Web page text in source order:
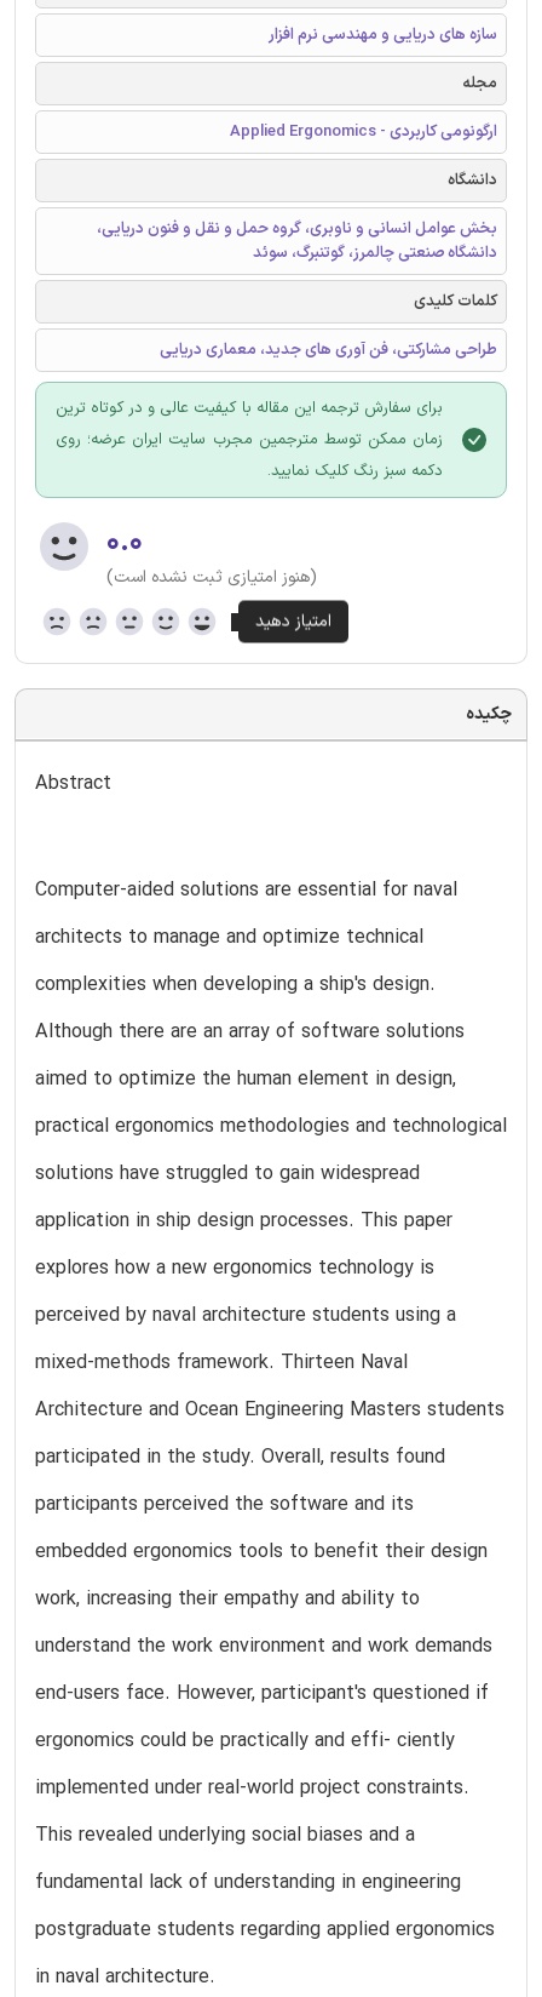
سازه های دریایی و مهندسی نرم افزار
مجله
ارگونومی کاربردی - Applied Ergonomics
دانشگاه
بخش عوامل انسانی و ناوبری، گروه حمل و نقل و فنون دریایی،
دانشگاه صنعتی چالمرز، گوتنبرگ، سوئد
کلمات کلیدی
طراحی مشارکتی، فن آوری های جدید، معماری دریایی
برای سفارش ترجمه این مقاله با کیفیت عالی و در کوتاه ترین
زمان ممکن توسط مترجمین مجرب سایت ایران عرضه؛ روی
دکمه سبز رنگ کلیک نمایید.
۰.۰
(هنوز امتیازی ثبت نشده است)
چکیده
Abstract
Computer-aided solutions are essential for naval
architects to manage and optimize technical
complexities when developing a ship's design.
Although there are an array of software solutions
aimed to optimize the human element in design,
practical ergonomics methodologies and technological
solutions have struggled to gain widespread
application in ship design processes. This paper
explores how a new ergonomics technology is
perceived by naval architecture students using a
mixed-methods framework. Thirteen Naval
Architecture and Ocean Engineering Masters students
participated in the study. Overall, results found
participants perceived the software and its
embedded ergonomics tools to benefit their design
work, increasing their empathy and ability to
understand the work environment and work demands
end-users face. However, participant's questioned if
ergonomics could be practically and effi- ciently
implemented under real-world project constraints.
This revealed underlying social biases and a
fundamental lack of understanding in engineering
postgraduate students regarding applied ergonomics
in naval architecture.